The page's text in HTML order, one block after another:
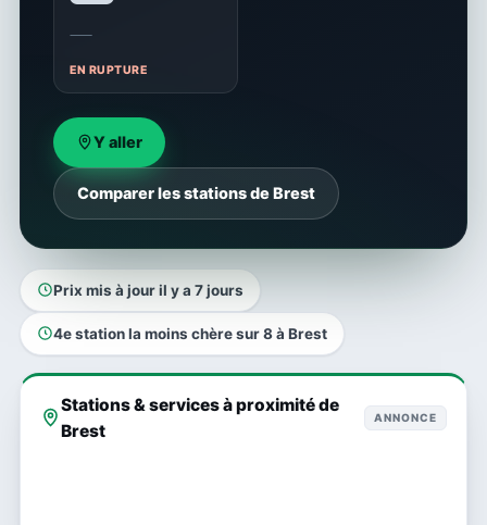
—
EN RUPTURE
Y aller
Comparer les stations de Brest
Prix mis à jour il y a 7 jours
4e station la moins chère sur 8 à Brest
Stations & services à proximité de
Brest
ANNONCE